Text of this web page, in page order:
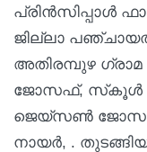
പ്രിൻസിപ്പാൾ
ജില്ലാ
അതിരമ്പുഴ
ജോസഫ്, സ്‌കൂൾ
ജെയ്‌സൺ
നായർ, .